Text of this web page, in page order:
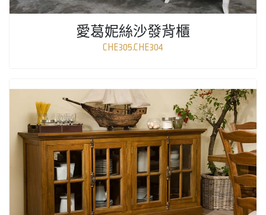
愛葛妮絲沙發背櫃
CHE305.CHE304